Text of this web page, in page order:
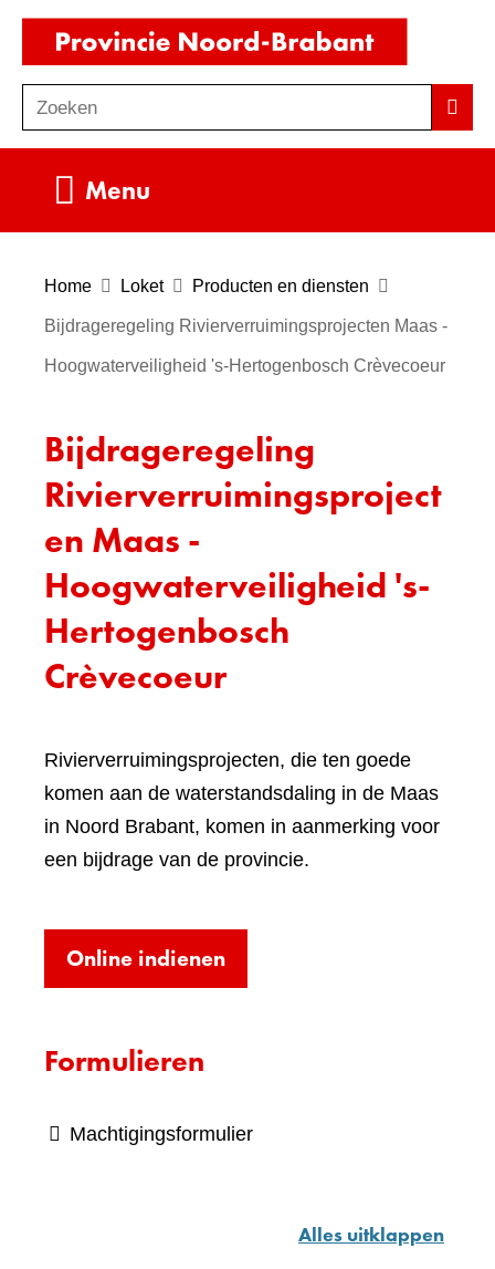
Ga
de
inhoud
o
e
Zoeken
Menu
Home Loket Producten en diensten
Bijdrageregeling Rivierverruimingsprojecten Maas -
Hoogwaterveiligheid 's-Hertogenbosch Crèvecoeur
Bijdrageregeling
Rivierverruimingsproject
en Maas -
Hoogwaterveiligheid 's-
Hertogenbosch
Crèvecoeur
Rivierverruimingsprojecten, die ten goede
komen aan de waterstandsdaling in de Maas
in Noord Brabant, komen in aanmerking voor
een bijdrage van de provincie.
Online indienen(verwijst
naar
Formulieren
Machtigingsformulier
Alles uitklappen